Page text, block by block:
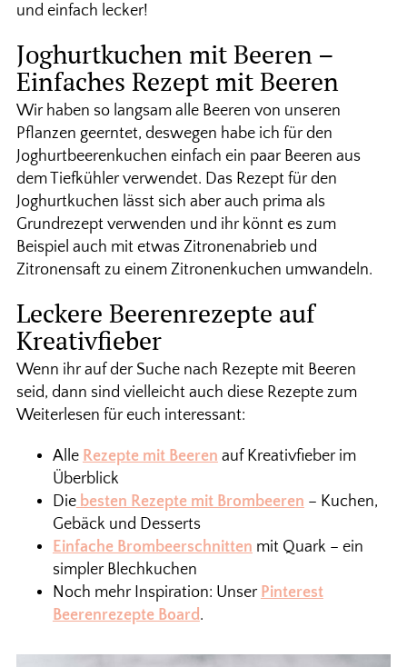
und einfach lecker!
Joghurtkuchen mit Beeren –
Einfaches Rezept mit Beeren
Wir haben so langsam alle Beeren von unseren
Pflanzen geerntet, deswegen habe ich für den
Joghurtbeerenkuchen einfach ein paar Beeren aus
dem Tiefkühler verwendet. Das Rezept für den
Joghurtkuchen lässt sich aber auch prima als
Grundrezept verwenden und ihr könnt es zum
Beispiel auch mit etwas Zitronenabrieb und
Zitronensaft zu einem Zitronenkuchen umwandeln.
Leckere Beerenrezepte auf
Kreativfieber
Wenn ihr auf der Suche nach Rezepte mit Beeren
seid, dann sind vielleicht auch diese Rezepte zum
Weiterlesen für euch interessant:
Alle Rezepte mit Beeren auf Kreativfieber im
Überblick
Diebesten Rezepte mit Brombeeren – Kuchen,
Gebäck und Desserts
Einfache Brombeerschnitten mit Quark – ein
simpler Blechkuchen
Noch mehr Inspiration: Unser Pinterest
Beerenrezepte Board.